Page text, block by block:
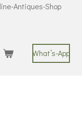
Antiques-Shop
What’s-App